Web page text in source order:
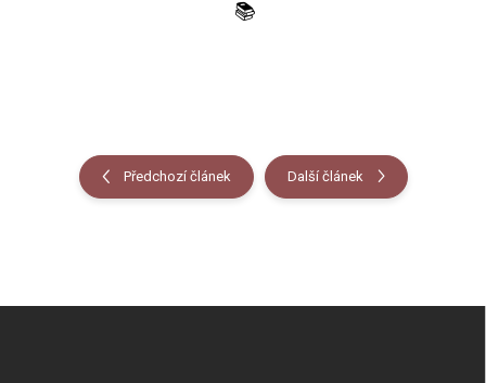
Předchozí článek Další článek